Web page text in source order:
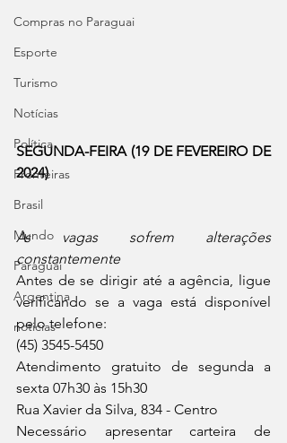
Compras no Paraguai
Esporte
Turismo
Notícias
Política
Fronteiras
Brasil
Mundo
Paraguai
Argentina
noticias
SEGUNDA-FEIRA (19 DE FEVEREIRO DE
2024)
As vagas sofrem alterações
constantemente
Antes de se dirigir até a agência, ligue
verificando se a vaga está disponível
pelo telefone:
(45) 3545-5450
Atendimento gratuito de segunda a
sexta 07h30 às 15h30
Rua Xavier da Silva, 834 - Centro
Necessário apresentar carteira de